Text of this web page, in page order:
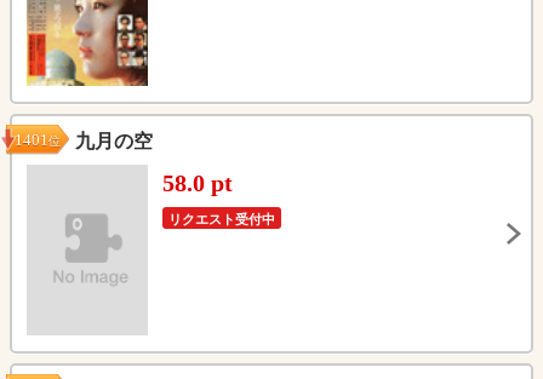
九月の空
1401位
58.0 pt
リクエスト受付中